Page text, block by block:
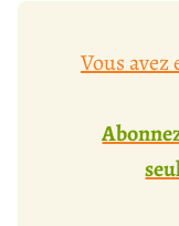
Vous avez